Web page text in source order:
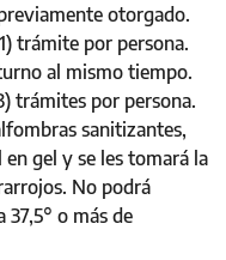
otorgado.
trámite por persona.
al mismo tiempo.
trámites por persona.
sanitizantes,
gel y se les tomará la
No podrá
37,5° o más de